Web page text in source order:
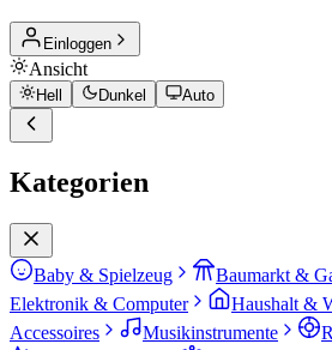
Einloggen
Ansicht
Hell Dunkel Auto
Kategorien
Baby & Spielzeug Baumarkt &
Elektronik & Computer
Haushalt &
Accessoires
Musikinstrumente